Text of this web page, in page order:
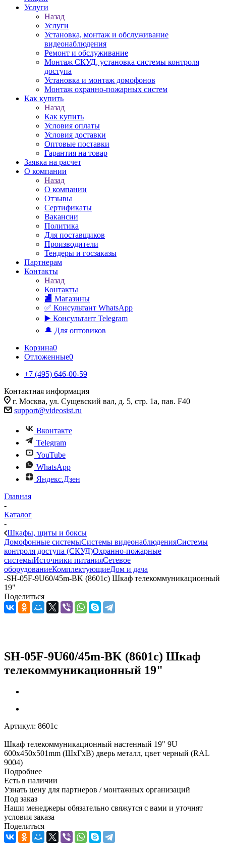
Услуги
Назад
Услуги
Установка, монтаж и обслуживание
видеонаблюдения
Ремонт и обслуживание
Монтаж СКУД, установка системы контроля
доступа
Установка и монтаж домофонов
Монтаж охранно-пожарных систем
Как купить
Назад
Как купить
Условия оплаты
Условия доставки
Оптовые поставки
Гарантия на товар
Заявка на расчет
О компании
Назад
О компании
Отзывы
Сертификаты
Вакансии
Политика
Для поставщиков
Производители
Тендеры и госзаказы
Партнерам
Контакты
Назад
Контакты
🏬 Магазины
✅️ Консультант WhatsApp
▶️ Консультант Telegram
🔔 Для оптовиков
Корзина0
Отложенные0
+7 (495) 646-00-59
Контактная информация
г. Москва, ул. Сущевский вал, д. 5, стр. 1а, пав. F40
support@videosist.ru
Вконтакте
Telegram
YouTube
WhatsApp
Яндекс.Дзен
Главная
-
Каталог
-
Шкафы, щиты и боксы
Домофонные системыСистемы видеонаблюденияСистемы
контроля доступа (СКУД)Охранно-пожарные
системыИсточники питанияСетевое
оборудованиеКомплектующиеДом и дача
-SH-05F-9U60/45m-BK (8601c) Шкаф телекоммуникационный
19"
Поделиться
SH-05F-9U60/45m-BK (8601c) Шкаф
телекоммуникационный 19"
Артикул: 8601c
Шкаф телекоммуникационный настенный 19" 9U
600x450x501mm (ШхГхВ) дверь металл, цвет черный (RAL
9004)
Подробнее
Есть в наличии
Узнать цену для партнеров / монтажных организаций
Под заказ
Наши менеджеры обязательно свяжутся с вами и уточнят
условия заказа
Поделиться